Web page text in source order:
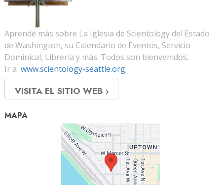
Aprende más sobre La Iglesia de Scientology del Estado
de Washington, su Calendario de Eventos, Servicio
Dominical, Librería y más. Todos son bienvenidos.
Ir a www.scientology-seattle.org
VISITA EL SITIO WEB
MAPA